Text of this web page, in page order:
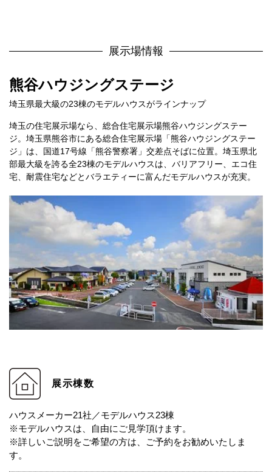
展示場情報
熊谷ハウジングステージ
埼玉県最大級の23棟のモデルハウスがラインナップ
埼玉の住宅展示場なら、総合住宅展示場熊谷ハウジングステー
ジ。埼玉県熊谷市にある総合住宅展示場「熊谷ハウジングステー
ジ」は、国道17号線「熊谷警察署」交差点そばに位置。埼玉県北
部最大級を誇る全23棟のモデルハウスは、バリアフリー、エコ住
宅、耐震住宅などとバラエティーに富んだモデルハウスが充実。
展示棟数
ハウスメーカー21社／モデルハウス23棟
※モデルハウスは、自由にご見学頂けます。
※詳しいご説明をご希望の方は、ご予約をお勧めいたしま
す。